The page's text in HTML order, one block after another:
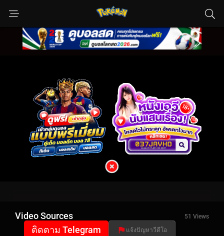
Video Sources 51 Views
ติดตาม Telegram แจ้งปัญหาวีดีโอ